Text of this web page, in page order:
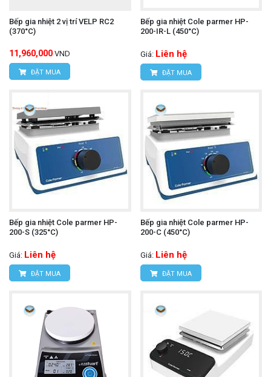
Bếp gia nhiệt 2 vị trí VELP RC2
(370°C)
11,960,000 VND
ĐẶT MUA
Bếp gia nhiệt Cole parmer HP-
200-IR-L (450°C)
Giá: Liên hệ
ĐẶT MUA
Bếp gia nhiệt Cole parmer HP-
200-S (325°C)
Giá: Liên hệ
ĐẶT MUA
Bếp gia nhiệt Cole parmer HP-
200-C (450°C)
Giá: Liên hệ
ĐẶT MUA